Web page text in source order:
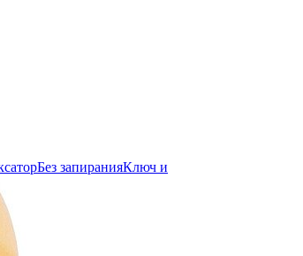
Без запиранияКлюч и